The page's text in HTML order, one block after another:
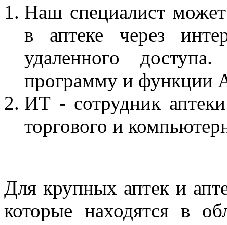
Наш специалист
в аптеке через
удаленного
программу и функции
ИТ - сотрудник
торгового и
Для крупных аптек и
которые находятся в